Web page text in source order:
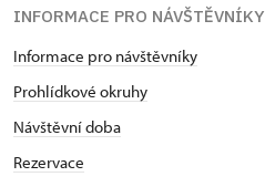
INFORMACE PRO NÁVŠTĚVNÍKY
Informace pro návštěvníky
Prohlídkové okruhy
Návštěvní doba
Rezervace